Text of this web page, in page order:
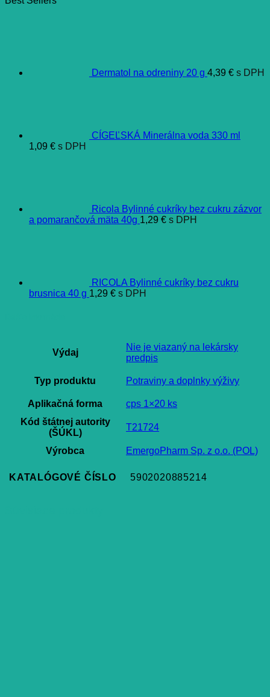
Dermatol na odreniny 20 g 4,39 € s DPH
CÍGEĽSKÁ Minerálna voda 330 ml
1,09 € s DPH
Ricola Bylinné cukríky bez cukru zázvor
a pomarančová mäta 40g 1,29 € s DPH
RICOLA Bylinné cukríky bez cukru
brusnica 40 g 1,29 € s DPH
Výdaj
Nie je viazaný na lekársky
predpis
Typ produktu Potraviny a doplnky výživy
Aplikačná forma
cps 1×20 ks
Kód štátnej autority
(ŠÚKL)
T21724
Výrobca EmergoPharm Sp. z o.o. (POL)
KATALÓGOVÉ ČÍSLO 5902020885214